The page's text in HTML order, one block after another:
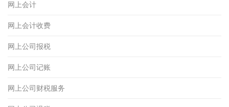
网上会计
网上会计收费
网上公司报税
网上公司记账
网上公司财税服务